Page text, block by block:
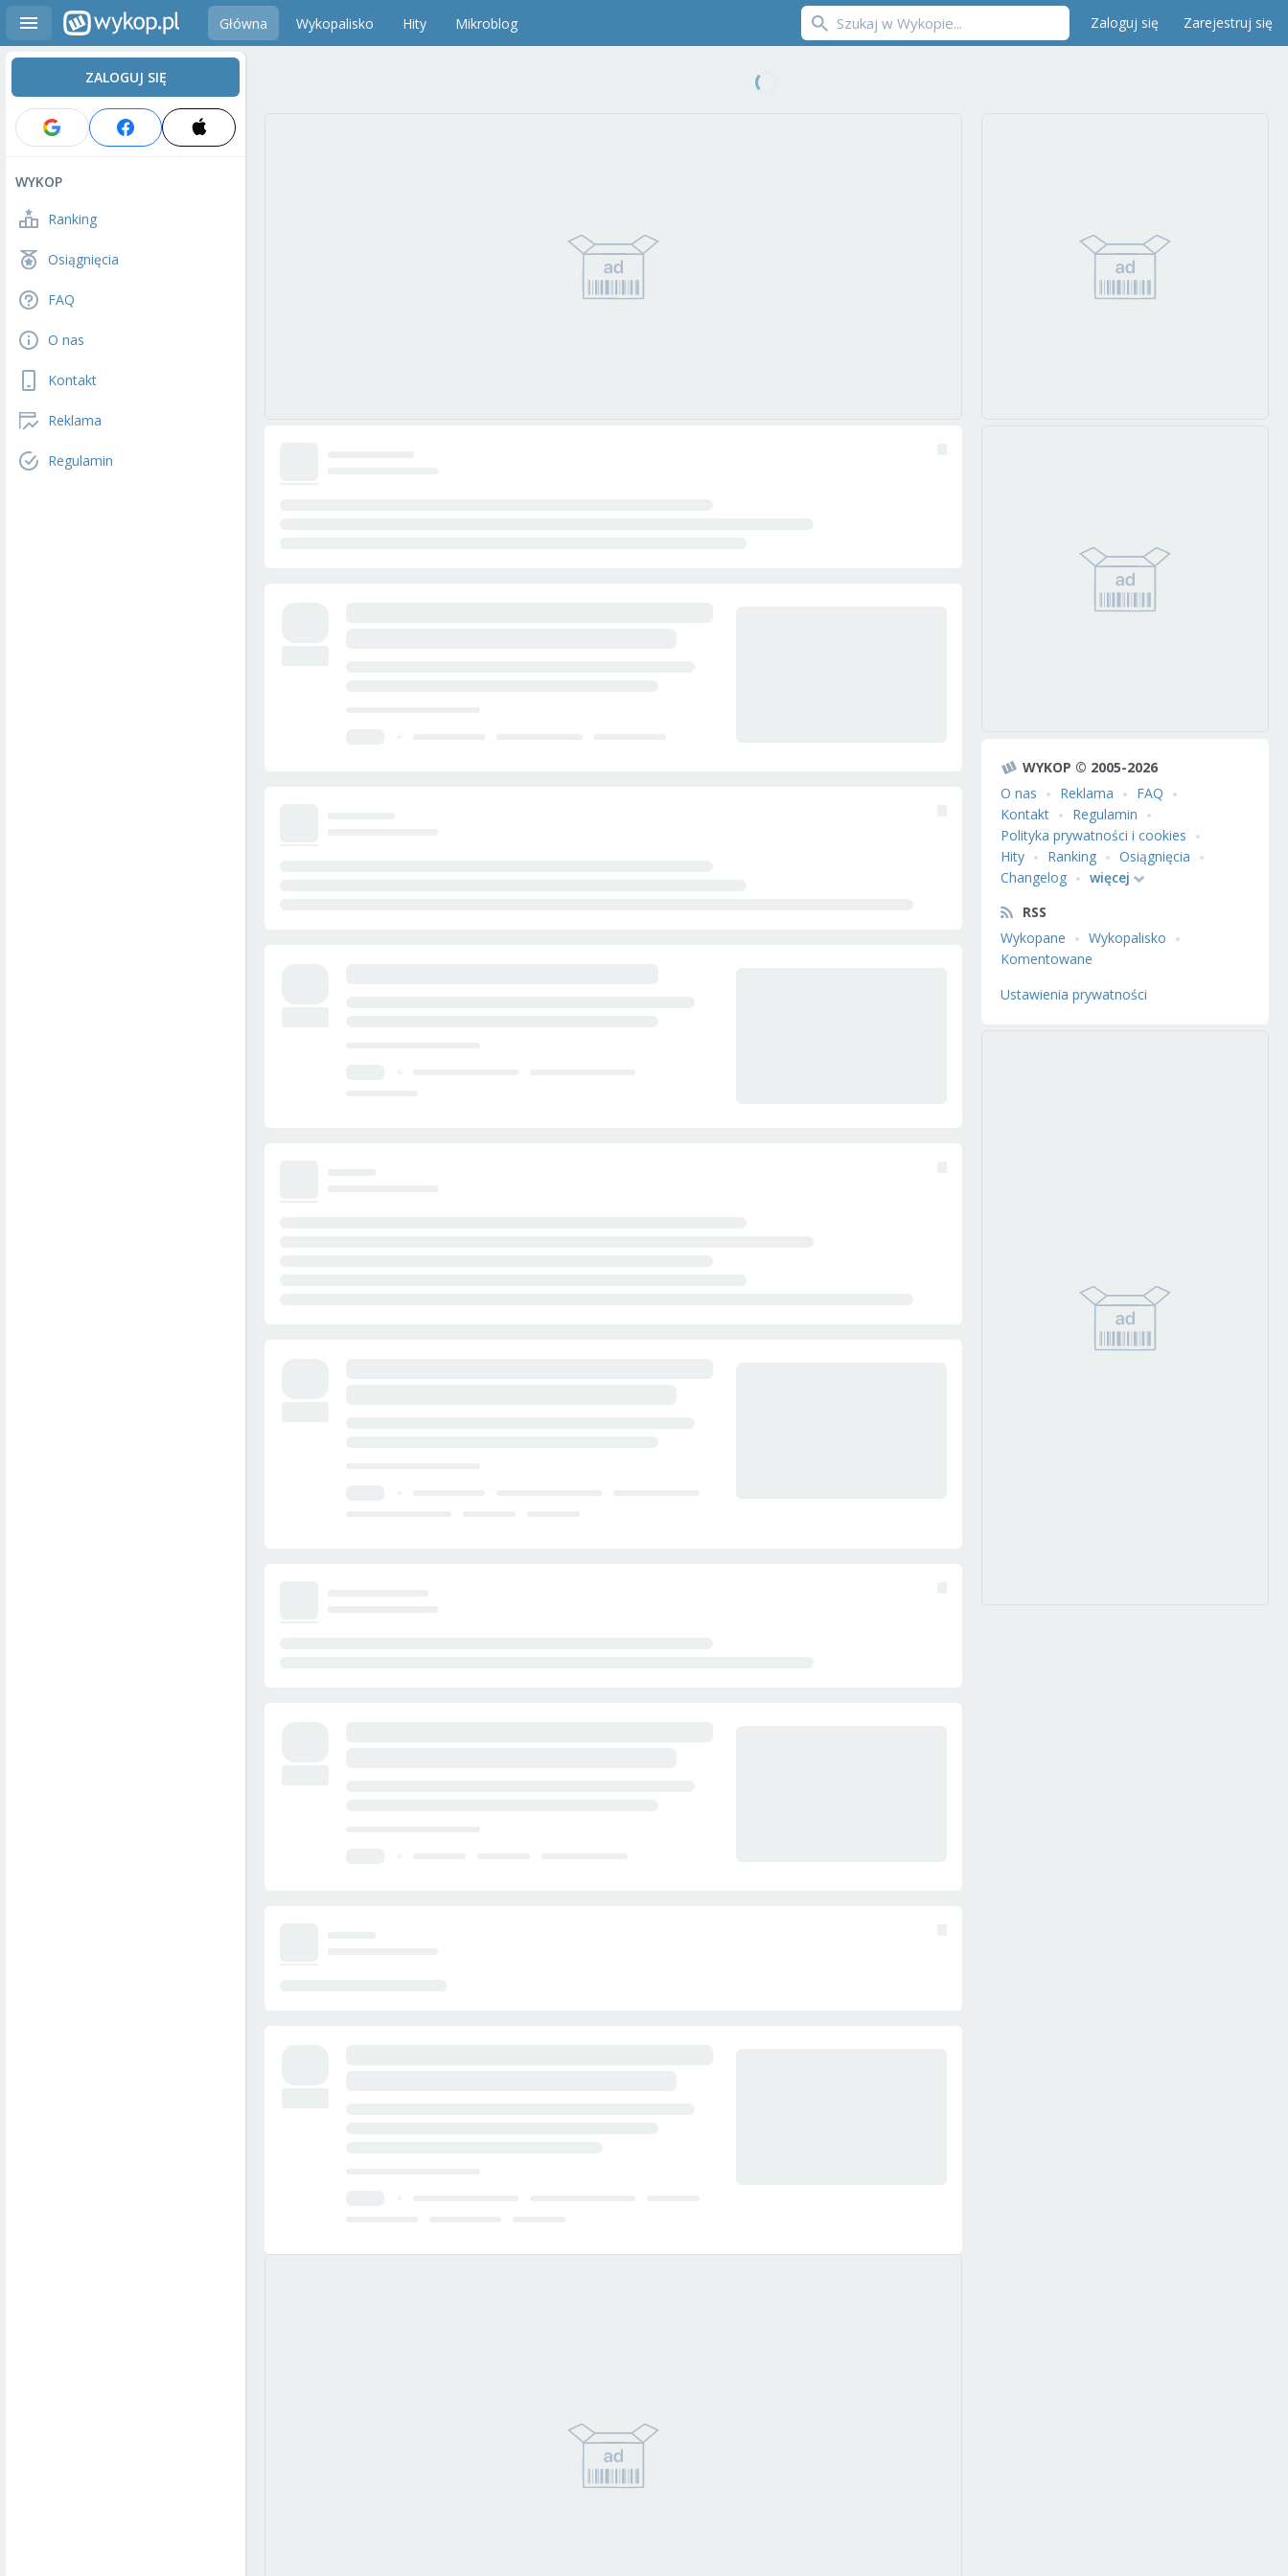
Główna Wykopalisko Hity Mikroblog Zaloguj się Zarejestruj się
ZALOGUJ SIĘ
WYKOP
Ranking
Osiągnięcia
FAQ
O nas
Kontakt
Reklama
Regulamin
WYKOP © 2005-2026
O nas
Reklama
FAQ
Kontakt
Regulamin
Polityka prywatności i cookies
Hity
Ranking
Osiągnięcia
Changelog
więcej
RSS
Wykopane
Wykopalisko
Komentowane
Ustawienia prywatności